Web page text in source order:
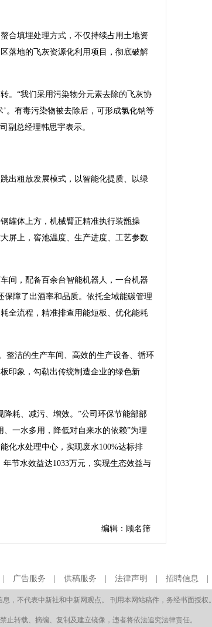
填埋处理方式，不仅持续占用土地资
落地的飞灰资源化利用项目，彻底破解
“我们采用污染物分元素去除的飞灰协
。有毒污染物被去除后，可形成氯化钠等
副总经理韩思宇表示。
粗放发展模式，以智能化提质、以绿
体上方，机械臂正精准执行装甑操
屏上，窖池温度、生产进度、工艺参数
，配备百余台智能机器人，一台机器
保障了出酒率和品质。依托全域能碳管理
全流程，精准排查用能短板、优化能耗
洁的生产车间、高效的生产设备、循环
印象，勾勒出传统制造企业的绿色新
耗、减污、增效。”公司环保节能部部
一水多用，降低对自来水的依赖”为理
化水处理中心，实现废水100%达标排
节水效益达1033万元，实现生态效益与
编辑：顾名筛
广告服务 供稿服务 法律声明 招聘信息
，不代表中新社和中新网观点。 刊用本网站稿件，务经书面授权。
止转载、摘编、复制及建立镜像，违者将依法追究法律责任。